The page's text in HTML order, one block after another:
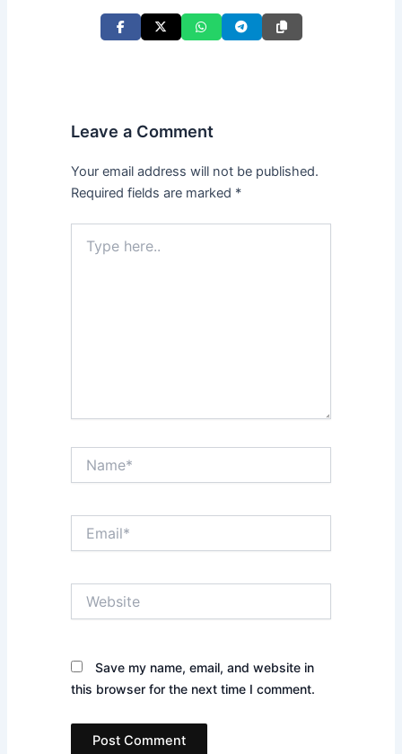
Leave a Comment
Your email address will not be published.
Required fields are marked *
here..
Save my name, email, and website in
this browser for the next time I comment.